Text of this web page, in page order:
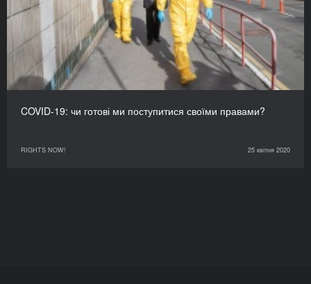
COVID-19: чи готові ми поступитися своїми правами?
RIGHTS NOW! 25 квітня 2020